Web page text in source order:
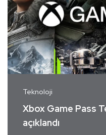
Teknoloji
Xbox Game Pass
açıklandı